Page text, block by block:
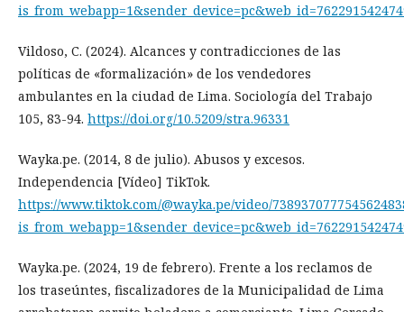
Vildoso, C. (2024). Alcances y contradicciones de las
políticas de «formalización» de los vendedores
ambulantes en la ciudad de Lima. Sociología del Trabajo
105, 83-94. https://doi.org/10.5209/stra.96331
Wayka.pe. (2014, 8 de julio). Abusos y excesos.
Independencia [Vídeo] TikTok.
https://www.tiktok.com/@wayka.pe/video/
Wayka.pe. (2024, 19 de febrero). Frente a los reclamos de
los traseúntes, fiscalizadores de la Municipalidad de Lima